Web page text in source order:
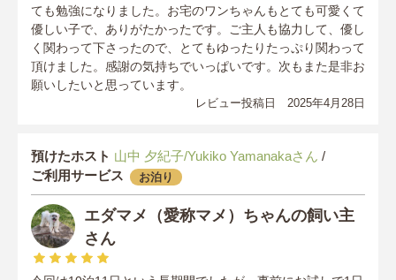
ても勉強になりました。お宅のワンちゃんもとても可愛くて
優しい子で、ありがたかったです。ご主人も協力して、優し
く関わって下さったので、とてもゆったりたっぷり関わって
頂けました。感謝の気持ちでいっぱいです。次もまた是非お
願いしたいと思っています。
レビュー投稿日 2025年4月28日
預けたホスト 山中 夕紀子/Yukiko Yamanakaさん /
ご利用サービス
お泊り
エダマメ（愛称マメ）ちゃんの飼い主
さん